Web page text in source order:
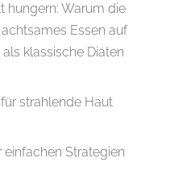
hungern: Warum die
Essen auf
klassische Diäten
strahlende Haut
einfachen Strategien